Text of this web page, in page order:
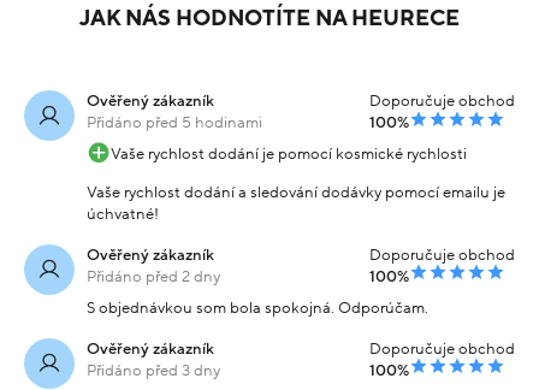
JAK NÁS HODNOTÍTE NA HEURECE
Ověřený zákazník
Přidáno před 5 hodinami
Doporučuje obchod
100%
Vaše rychlost dodání je pomocí kosmické rychlosti
Vaše rychlost dodání a sledování dodávky pomocí emailu je
úchvatné!
Ověřený zákazník
Přidáno před 2 dny
Doporučuje obchod
100%
S objednávkou som bola spokojná. Odporúčam.
Ověřený zákazník
Přidáno před 3 dny
Doporučuje obchod
100%